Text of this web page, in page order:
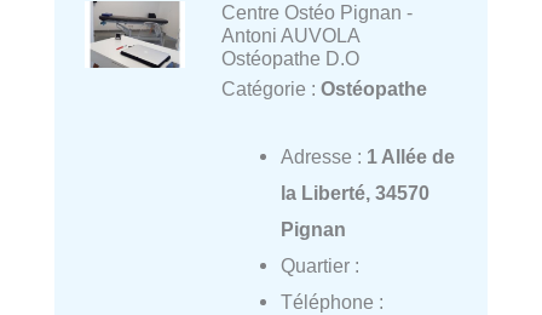
Centre Ostéo Pignan -
Antoni AUVOLA
Ostéopathe D.O
Catégorie : Ostéopathe
Adresse : 1 Allée de
la Liberté, 34570
Pignan
Quartier :
Téléphone :